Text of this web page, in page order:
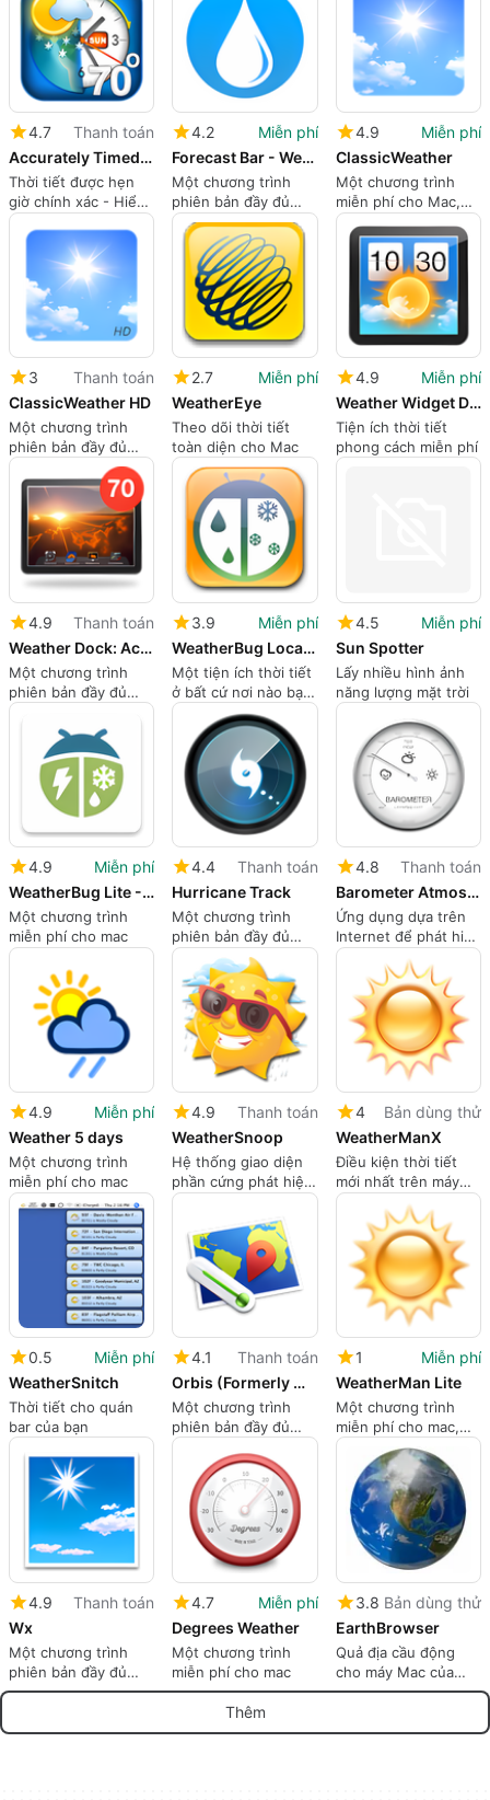
4.7
Thanh toán
Accurately Timed Weather
Thời tiết được hẹn
giờ chính xác - Hiển
thị thời gian và thời
tiết trên màn hình
của bạn
4.2
Miễn phí
Forecast Bar - Weather, Radar and Alerts
Một chương trình
phiên bản đầy đủ
cho mac
4.9
Miễn phí
ClassicWeather
Một chương trình
miễn phí cho Mac,
bởi Demodit GmbH.
3
Thanh toán
ClassicWeather HD
Một chương trình
phiên bản đầy đủ
cho mac
2.7
Miễn phí
WeatherEye
Theo dõi thời tiết
toàn diện cho Mac
4.9
Miễn phí
Weather Widget Desktop
Tiện ích thời tiết
phong cách miễn phí
4.9
Thanh toán
Weather Dock: Accurate desktop forecast report Pro
Một chương trình
phiên bản đầy đủ
cho mac
3.9
Miễn phí
WeatherBug Local Weather
Một tiện ích thời tiết
ở bất cứ nơi nào bạn
muốn trên thế giới
4.5
Miễn phí
Sun Spotter
Lấy nhiều hình ảnh
năng lượng mặt trời
4.9
Miễn phí
WeatherBug Lite - Weather Forecasts and Alerts
Một chương trình
miễn phí cho mac
4.4
Thanh toán
Hurricane Track
Một chương trình
phiên bản đầy đủ
cho Mac, bởi Mach
Software Design.
4.8
Thanh toán
Barometer Atmospheric pressure
Ứng dụng dựa trên
Internet để phát hiện
áp suất khí quyển
4.9
Miễn phí
Weather 5 days
Một chương trình
miễn phí cho mac
4.9
Thanh toán
WeatherSnoop
Hệ thống giao diện
phần cứng phát hiện
thời tiết
4
Bản dùng thử
WeatherManX
Điều kiện thời tiết
mới nhất trên máy
Mac của bạn
0.5
Miễn phí
WeatherSnitch
Thời tiết cho quán
bar của bạn
4.1
Thanh toán
Orbis (Formerly MenuWeather)
Một chương trình
phiên bản đầy đủ
cho mac
1
Miễn phí
WeatherMan Lite
Một chương trình
miễn phí cho mac,
của AfterTen
Software
4.9
Thanh toán
Wx
Một chương trình
phiên bản đầy đủ
cho Mac, bởi Craig
4.7
Miễn phí
Degrees Weather
Một chương trình
miễn phí cho mac
3.8 Bản dùng thử
EarthBrowser
Quả địa cầu động
cho máy Mac của
bạn
Thêm